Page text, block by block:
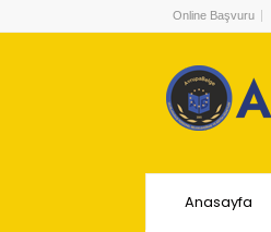
Online Başvuru
Anasayfa